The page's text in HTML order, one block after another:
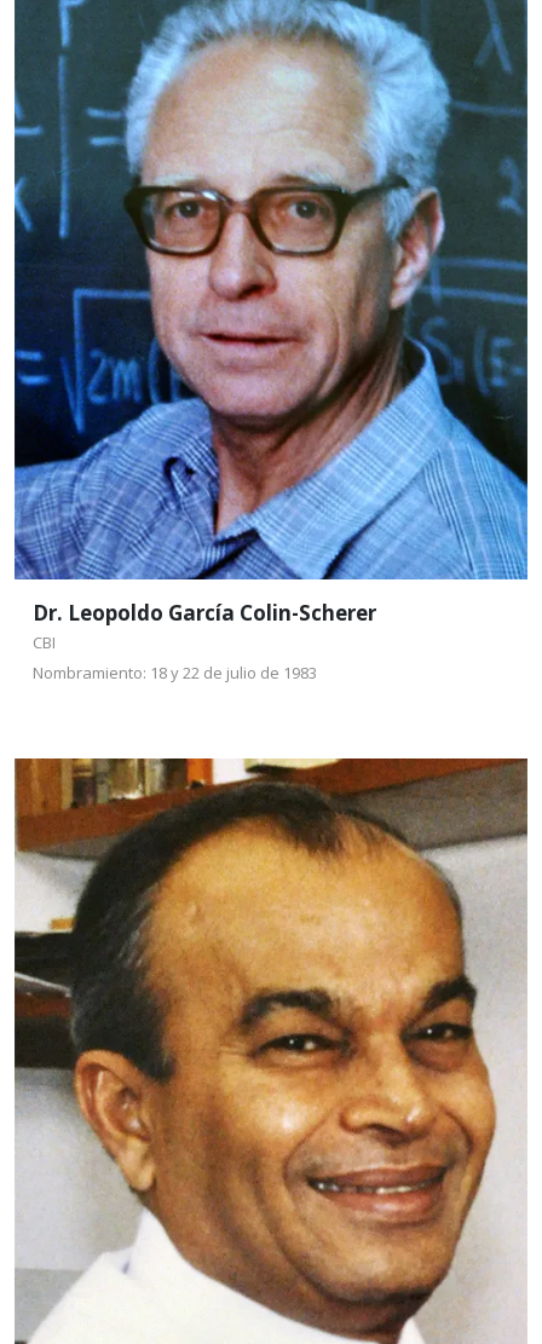
Dr. Leopoldo García Colin-Scherer
CBI
Nombramiento: 18 y 22 de julio de 1983
Colin-Scherer
CBI
Nombramiento: 18 y 22 de
julio de 1983
Ciudad de México, 1930-2012. Obtuvo el título de
licenciado en Química en la Universidad Nacional
Autónoma de México (UNAM) en 1953.
Leer más
Dr. Sitaramiah
Laksminarayana
CBS
Nombramiento: 7 de mayo
de 1986
Nació en la ciudad de Karnataka, India, obtuvo el
doctorado en la Universidad de Mysore, y desde
1972 residió en México donde falleció el 27 de julio
del 2007.
Leer más